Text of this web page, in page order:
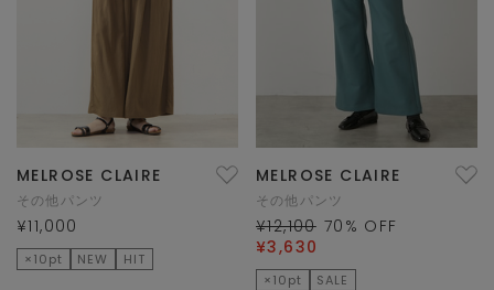
MELROSE CLAIRE
その他パンツ
¥11,000
×10pt NEW HIT
MELROSE CLAIRE
その他パンツ
¥12,100 70 % OFF
¥3,630
×10pt SALE